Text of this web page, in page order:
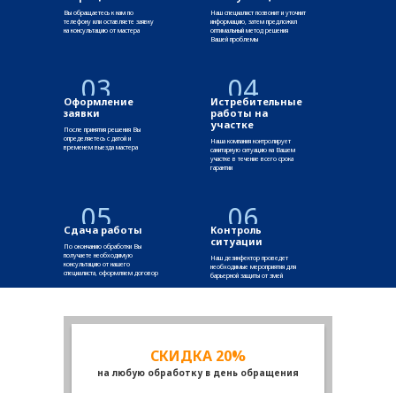
Вы обращаетесь к нам по
телефону или оставляете заявку
на консультацию от мастера
Наш специалист позвонит и уточнит
информацию, затем предложил
оптимальный метод решения
Вашей проблемы
03
Оформление
заявки
После принятия решения Вы
определяетесь с датой и
временем выезда мастера
04
Истребительные
работы на
участке
Наша компания контролирует
санитарную ситуацию на Вашем
участке в течение всего срока
гарантии
05
Сдача работы
По окончанию обработки Вы
получаете необходимую
консультацию от нашего
специалиста, оформляем договор
06
Контроль
ситуации
Наш дезинфектор проведет
необходимые мероприятия для
барьерной защиты от змей
СКИДКА 20%
на любую обработку в день обращения